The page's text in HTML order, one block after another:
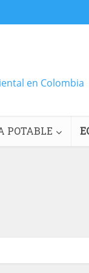
en Colombia
POTABLE